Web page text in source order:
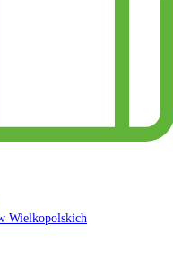
Wielkopolskich